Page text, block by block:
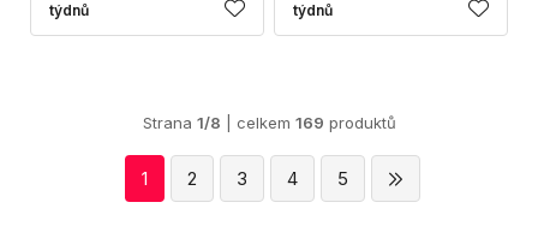
týdnů
týdnů
Strana 1/8 | celkem 169 produktů
1 2 3 4 5